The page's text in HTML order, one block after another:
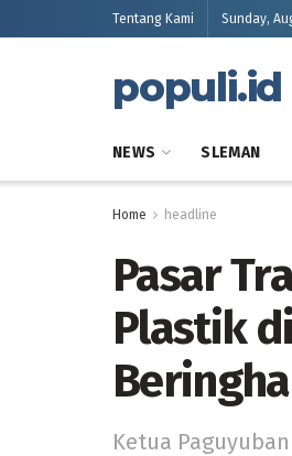
Tentang Kami Sunday,
populi.id
NEWS SLEMAN
Home headline
Pasar
Plastik
Ketua